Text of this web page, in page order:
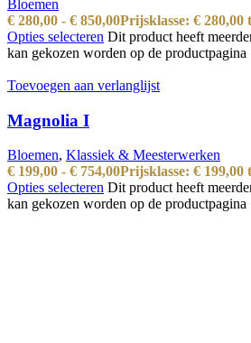
Bloemen
€ 280,00 - € 850,00Prijsklasse: € 280,00
Opties selecteren Dit product heeft
kan gekozen worden op de productpagina
Toevoegen aan verlanglijst
Magnolia I
Bloemen, Klassiek & Meesterwerken
€ 199,00 - € 754,00Prijsklasse: € 199,00
Opties selecteren Dit product heeft
kan gekozen worden op de productpagina